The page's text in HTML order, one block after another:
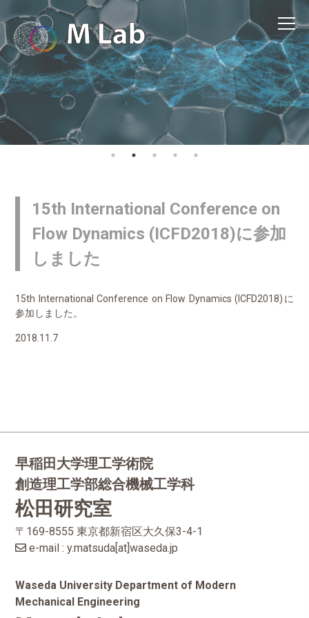
15th International Conference on
Flow Dynamics (ICFD2018)に参加
しました
15th International Conference on Flow Dynamics (ICFD2018)に
参加しました。
2018.11.7
早稲田大学理工学術院
創造理工学部総合機械工学科
松田研究室
〒169-8555 東京都新宿区大久保3-4-1
e-mail : y.matsuda[at]waseda.jp
Waseda University Department of Modern
Mechanical Engineering